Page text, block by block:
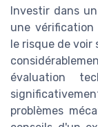
Investir dans un
une
le risque de
évaluation
problèmes